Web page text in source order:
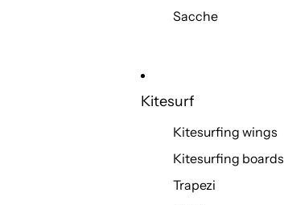
Sacche
Kitesurf
Kitesurfing wings
Kitesurfing boards
Trapezi